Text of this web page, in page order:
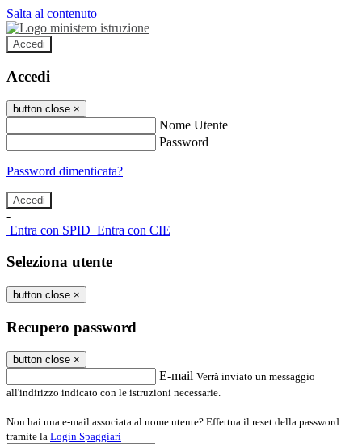
Salta al contenuto
Accedi
Accedi
button close ×
Nome Utente
Password
Password dimenticata?
-
Entra con SPID Entra con CIE
Seleziona utente
button close ×
Recupero password
button close ×
E-mail Verrà inviato un messaggio
all'indirizzo indicato con le istruzioni necessarie.
Non hai una e-mail associata al nome utente? Effettua il reset della password
tramite la Login Spaggiari